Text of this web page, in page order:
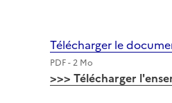
Télécharger le
PDF - 2 Mo
>>> Télécharger